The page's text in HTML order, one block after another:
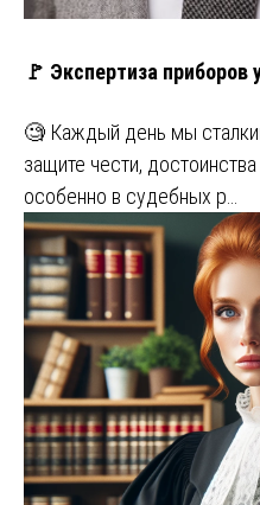
🚩 Экспертиза приборов
🧐 Каждый день мы
защите чести,
особенно в судебных р…